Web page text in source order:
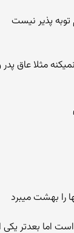
مثلا عاق
را بهشت میبرد
بعدتر یکی